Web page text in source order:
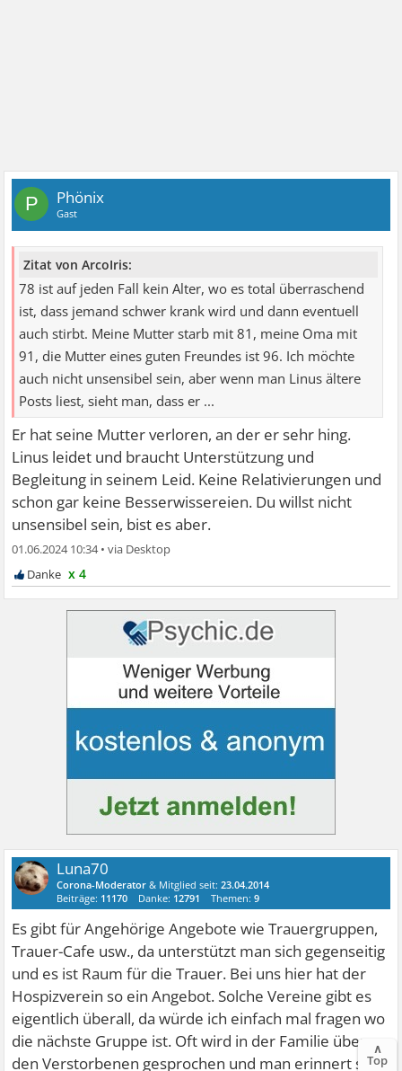
P Phönix
Gast
Zitat von ArcoIris:
78 ist auf jeden Fall kein Alter, wo es total überraschend
ist, dass jemand schwer krank wird und dann eventuell
auch stirbt. Meine Mutter starb mit 81, meine Oma mit
91, die Mutter eines guten Freundes ist 96. Ich möchte
auch nicht unsensibel sein, aber wenn man Linus ältere
Posts liest, sieht man, dass er ...
Er hat seine Mutter verloren, an der er sehr hing.
Linus leidet und braucht Unterstützung und
Begleitung in seinem Leid. Keine Relativierungen und
schon gar keine Besserwissereien. Du willst nicht
unsensibel sein, bist es aber.
01.06.2024 10:34•
x 4
Luna70
Corona-Moderator & Mitglied seit:23.04.2014
Beiträge: 11170 Danke: 12791 Themen:9
Es gibt für Angehörige Angebote wie Trauergruppen,
Trauer-Cafe usw., da unterstützt man sich gegenseitig
und es ist Raum für die Trauer. Bei uns hier hat der
Hospizverein so ein Angebot. Solche Vereine gibt es
eigentlich überall, da würde ich einfach mal fragen wo
die nächste Gruppe ist. Oft wird in der Familie über
den Verstorbenen gesprochen und man erinnert sich,
∧
Top